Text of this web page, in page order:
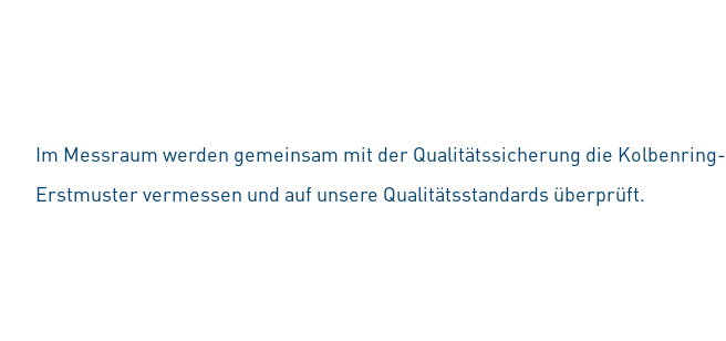
Im Messraum werden gemeinsam mit der Qualitätssicherung die Kolbenring-
Erstmuster vermessen und auf unsere Qualitätsstandards überprüft.